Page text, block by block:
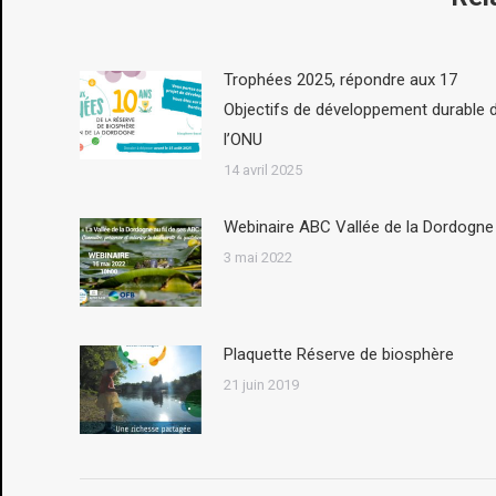
Trophées 2025, répondre aux 17
Objectifs de développement durable
l’ONU
14 avril 2025
Webinaire ABC Vallée de la Dordogne
3 mai 2022
Plaquette Réserve de biosphère
21 juin 2019